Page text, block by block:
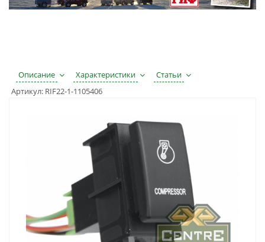
Описание Характеристики
Статьи
Артикул: RIF22-1-1105406